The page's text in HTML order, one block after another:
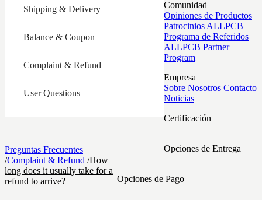
Shipping & Delivery
Balance & Coupon
Complaint & Refund
User Questions
Preguntas Frecuentes
/Complaint & Refund /How
long does it usually take for a
refund to arrive?
Comunidad
Opiniones de Productos
Patrocinios ALLPCB
Programa de Referidos
ALLPCB Partner
Program
Empresa
Sobre Nosotros Contacto
Noticias
Certificación
Opciones de Entrega
Opciones de Pago